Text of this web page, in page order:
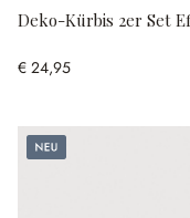
Deko-Kürbis 2er Set
€ 24,95
Neu